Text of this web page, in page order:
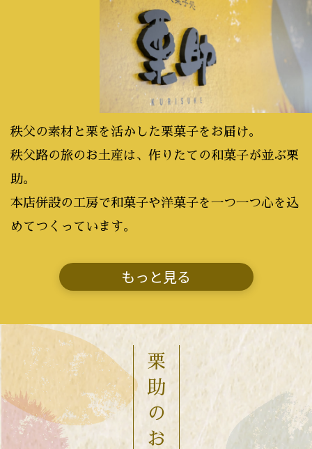
秩父の素材と栗を活かした栗菓子をお届け。
秩父路の旅のお土産は、作りたての和菓子が並ぶ栗
助。
本店併設の工房で和菓子や洋菓子を一つ一つ心を込
めてつくっています。
もっと見る
栗
助
の
お